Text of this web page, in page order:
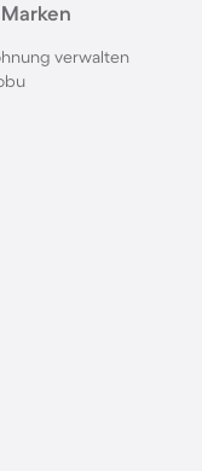
verwalten